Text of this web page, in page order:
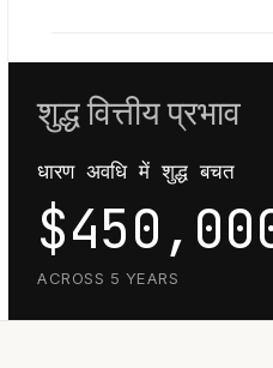
शुद्ध वित्तीय प्रभाव
धारण अवधि में शुद्ध बचत
ACROSS 5 YEARS